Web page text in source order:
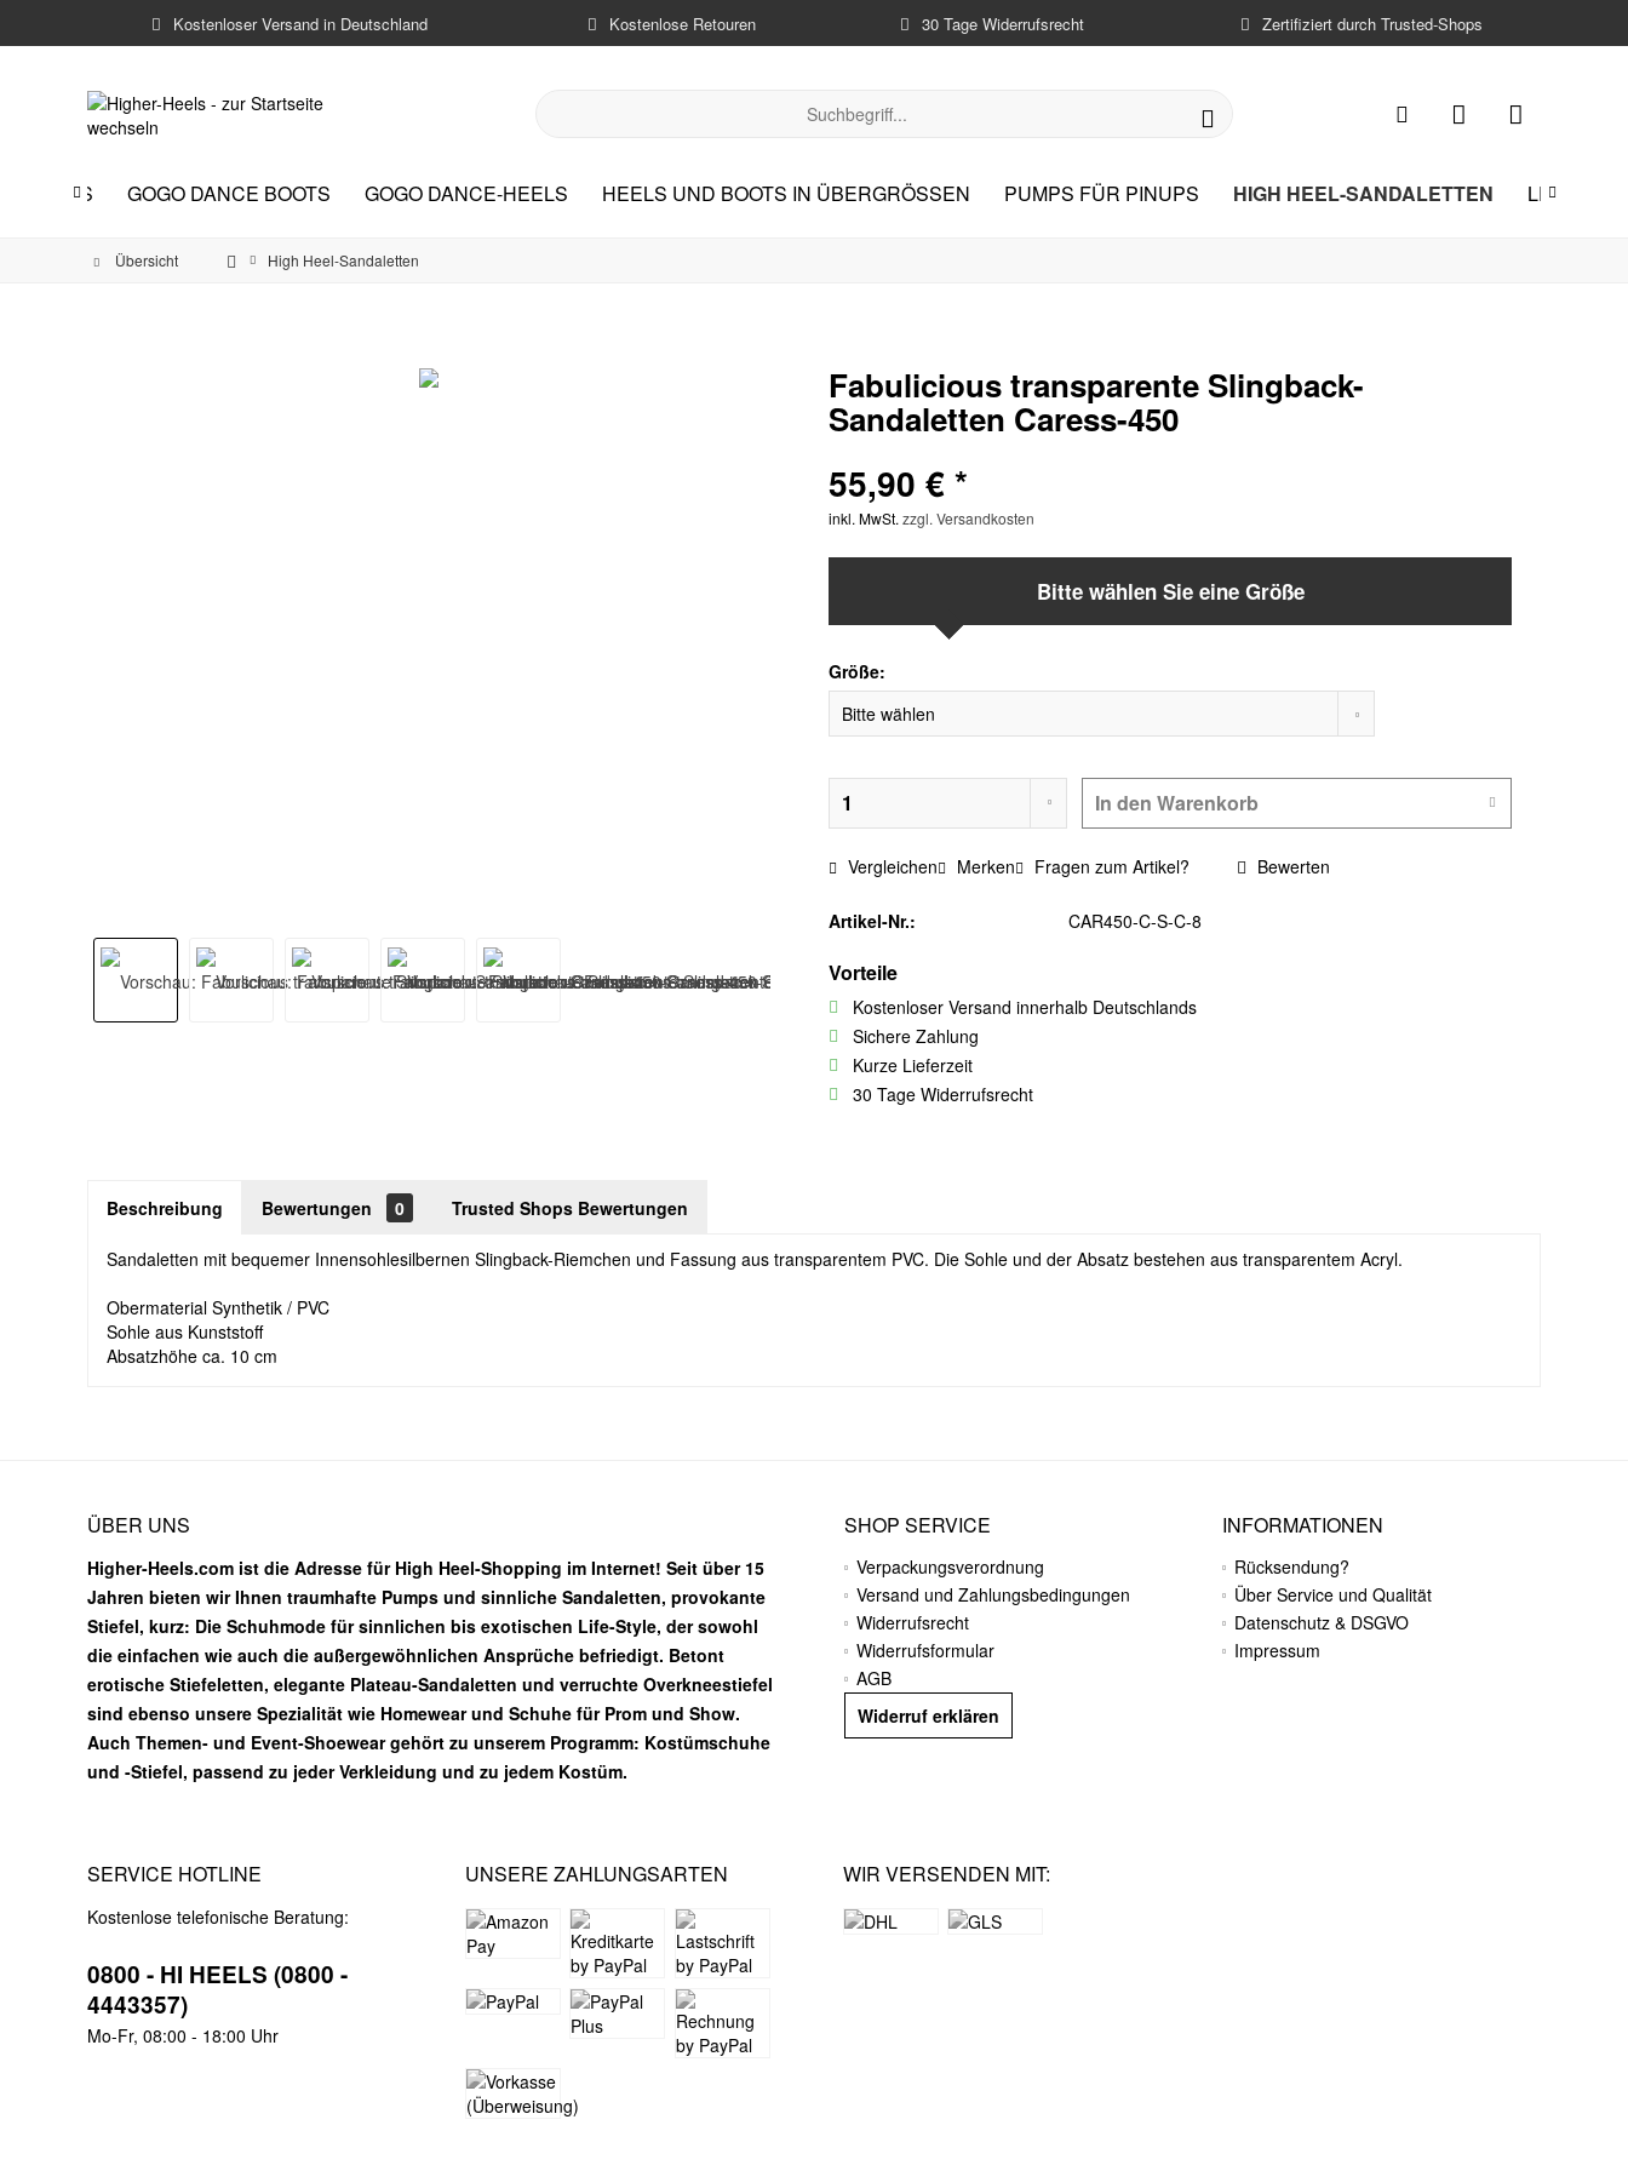
Kostenloser Versand in Deutschland Kostenlose Retouren 30 Tage Widerrufsrecht Zertifiziert durch Trusted-Shops
HEELS GOGO DANCE BOOTS GOGO DANCE-HEELS HEELS UND BOOTS IN ÜBERGRÖSSEN PUMPS FÜR PINUPS HIGH HEEL-SANDALETTEN LEICHTE
 
Übersicht High Heel-Sandaletten
Fabulicious transparente Slingback-
Sandaletten Caress-450
55,90 € *
inkl. MwSt. zzgl. Versandkosten
Bitte wählen Sie eine Größe
Größe:
In den Warenkorb
Vergleichen Merken Fragen zum Artikel? Bewerten
Artikel-Nr.: CAR450-C-S-C-8
Vorteile
Kostenloser Versand innerhalb Deutschlands
Sichere Zahlung
Kurze Lieferzeit
30 Tage Widerrufsrecht
Beschreibung Bewertungen 0 Trusted Shops Bewertungen
Sandaletten mit bequemer Innensohlesilbernen Slingback-Riemchen und Fassung aus transparentem PVC. Die Sohle und der Absatz bestehen aus transparentem Acryl.
Obermaterial Synthetik / PVC
Sohle aus Kunststoff
Absatzhöhe ca. 10 cm
ÜBER UNS
Higher-Heels.com ist die Adresse für High Heel-Shopping im Internet! Seit über 15
Jahren bieten wir Ihnen traumhafte Pumps und sinnliche Sandaletten, provokante
Stiefel, kurz: Die Schuhmode für sinnlichen bis exotischen Life-Style, der sowohl
die einfachen wie auch die außergewöhnlichen Ansprüche befriedigt. Betont
erotische Stiefeletten, elegante Plateau-Sandaletten und verruchte Overkneestiefel
sind ebenso unsere Spezialität wie Homewear und Schuhe für Prom und Show.
Auch Themen- und Event-Shoewear gehört zu unserem Programm: Kostümschuhe
und -Stiefel, passend zu jeder Verkleidung und zu jedem Kostüm.
SHOP SERVICE
Verpackungsverordnung
Versand und Zahlungsbedingungen
Widerrufsrecht
Widerrufsformular
AGB
Widerruf erklären
INFORMATIONEN
Rücksendung?
Über Service und Qualität
Datenschutz & DSGVO
Impressum
SERVICE HOTLINE
Kostenlose telefonische Beratung:
0800 - HI HEELS (0800 -
4443357)
Mo-Fr, 08:00 - 18:00 Uhr
UNSERE ZAHLUNGSARTEN WIR VERSENDEN MIT: